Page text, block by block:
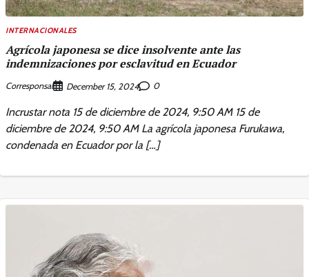
INTERNACIONALES
Agrícola japonesa se dice insolvente ante las
indemnizaciones por esclavitud en Ecuador
Corresponsal December 15, 2024 0
Incrustar nota 15 de diciembre de 2024, 9:50 AM 15 de
diciembre de 2024, 9:50 AM La agrícola japonesa Furukawa,
condenada en Ecuador por la […]